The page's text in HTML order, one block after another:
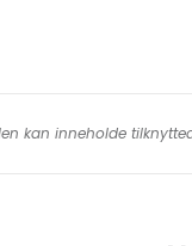
kan inneholde